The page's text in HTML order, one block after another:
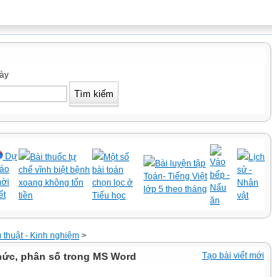
Dự
Bài thuốc tự
chế vĩnh biệt bệnh
xoang không tốn
tiền
Một số
bài toán
chọn lọc ở
Tiểu học
Bài luyện tập
Toán- Tiếng Việt
lớp 5 theo tháng
Vào
bếp -
Nấu
ăn
Lịch
sử -
Nhân
vật
thuật - Kinh nghiệm >
Tạo bài viết mới
phân số trong MS Word